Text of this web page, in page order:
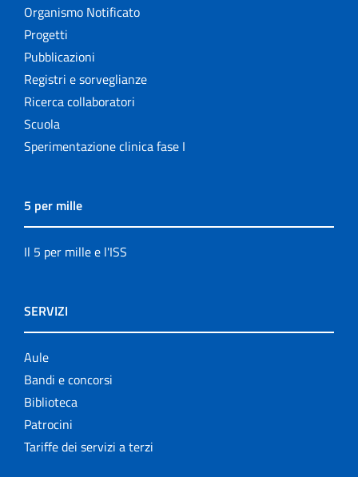
Organismo Notificato
Progetti
Pubblicazioni
Registri e sorveglianze
Ricerca collaboratori
Scuola
Sperimentazione clinica fase I
5 per mille
Il 5 per mille e l'ISS
SERVIZI
Aule
Bandi e concorsi
Biblioteca
Patrocini
Tariffe dei servizi a terzi